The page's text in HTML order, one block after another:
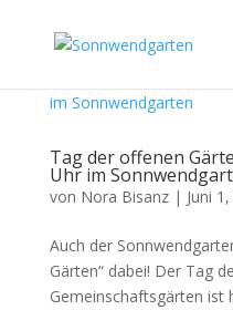
Tag der offenen
Uhr im
von Nora Bisanz| Juni
Auch der
Gärten“ dabei! Der Tag
Gemeinschaftsgärten ist